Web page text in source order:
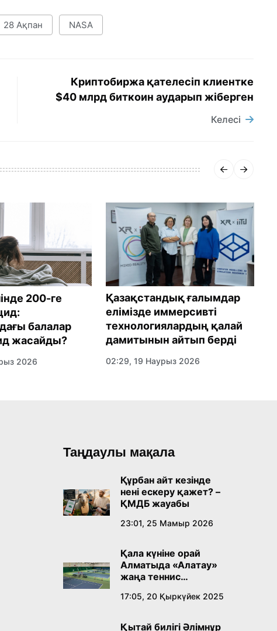
28 Ақпан NASA
Криптобиржа қателесіп клиентке
$40 млрд биткоин аударып жіберген
Келесі
200-ге
балалар
жасайды?
2026
Қазақстандық ғалымдар
елімізде иммерсивті
технологиялардың қалай
дамитынын айтып берді
02:29, 19 Наурыз 2026
Таңдаулы мақала
Құрбан айт кезінде
нені ескеру қажет? –
ҚМДБ жауабы
23:01, 25 Мамыр 2026
Қала күніне орай
Алматыда «Алатау»
жаңа теннис
17:05, 20 Қыркүйек 2025
Қытай билігі Әлімнұр